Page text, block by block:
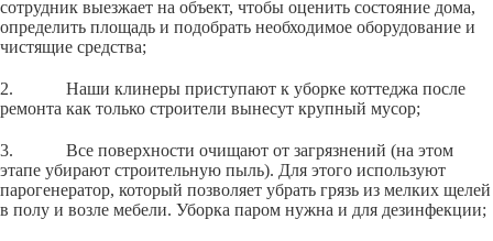
сотрудник выезжает на объект, чтобы оценить состояние дома,
определить площадь и подобрать необходимое оборудование и
чистящие средства;
2. Наши клинеры приступают к уборке коттеджа после
ремонта как только строители вынесут крупный мусор;
3. Все поверхности очищают от загрязнений (на этом
этапе убирают строительную пыль). Для этого используют
парогенератор, который позволяет убрать грязь из мелких щелей
в полу и возле мебели. Уборка паром нужна и для дезинфекции;